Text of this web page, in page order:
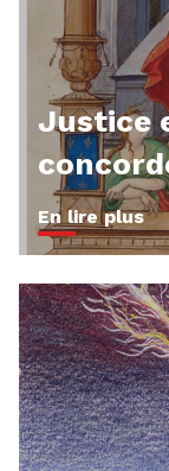
Justice
En lire plus